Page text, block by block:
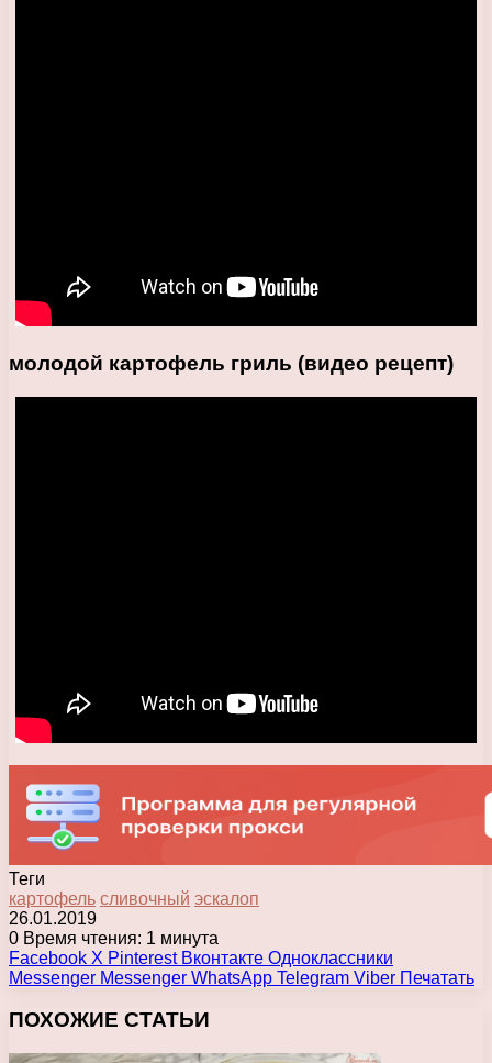
молодой картофель гриль (видео рецепт)
Теги
картофель сливочный эскалоп
26.01.2019
0 Время чтения: 1 минута
Facebook X Pinterest Вконтакте Одноклассники
Messenger Messenger WhatsApp Telegram Viber Печатать
ПОХОЖИЕ СТАТЬИ